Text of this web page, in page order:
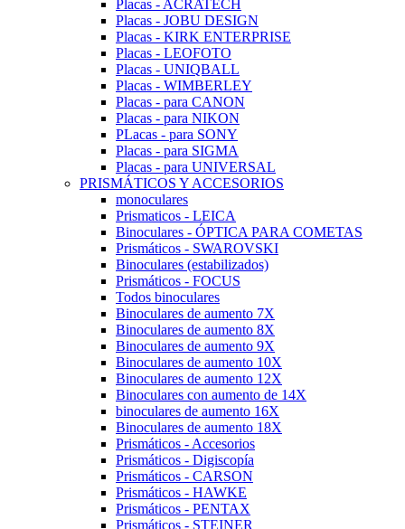
Placas - ACRATECH
Placas - JOBU DESIGN
Placas - KIRK ENTERPRISE
Placas - LEOFOTO
Placas - UNIQBALL
Placas - WIMBERLEY
Placas - para CANON
Placas - para NIKON
PLacas - para SONY
Placas - para SIGMA
Placas - para UNIVERSAL
PRISMÁTICOS Y ACCESORIOS
monoculares
Prismaticos - LEICA
Binoculares - ÓPTICA PARA COMETAS
Prismáticos - SWAROVSKI
Binoculares (estabilizados)
Prismáticos - FOCUS
Todos binoculares
Binoculares de aumento 7X
Binoculares de aumento 8X
Binoculares de aumento 9X
Binoculares de aumento 10X
Binoculares de aumento 12X
Binoculares con aumento de 14X
binoculares de aumento 16X
Binoculares de aumento 18X
Prismáticos - Accesorios
Prismáticos - Digiscopía
Prismáticos - CARSON
Prismáticos - HAWKE
Prismáticos - PENTAX
Prismáticos - STEINER